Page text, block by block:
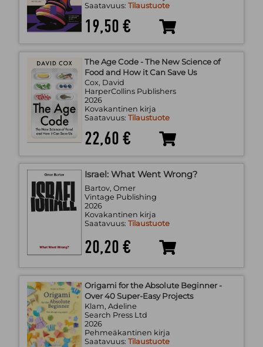
Saatavuus: Tilaustuote
19,50 €
The Age Code - The New Science of
Food and How it Can Save Us
Cox, David
HarperCollins Publishers
2026
Kovakantinen kirja
Saatavuus: Tilaustuote
22,60 €
Israel: What Went Wrong?
Bartov, Omer
Vintage Publishing
2026
Kovakantinen kirja
Saatavuus: Tilaustuote
20,20 €
Origami for the Absolute Beginner -
Over 40 Super-Easy Projects
Klam, Adeline
Search Press Ltd
2026
Pehmeäkantinen kirja
Saatavuus: Tilaustuote